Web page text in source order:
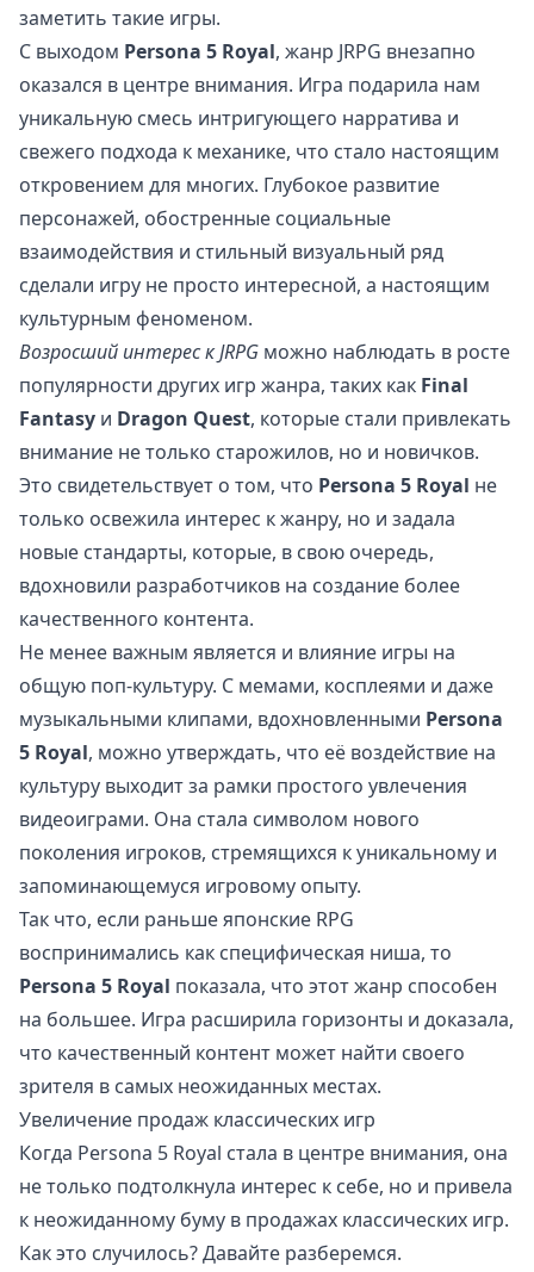
заметить такие игры.
С выходом Persona 5 Royal, жанр JRPG внезапно
оказался в центре внимания. Игра подарила нам
уникальную смесь интригующего нарратива и
свежего подхода к механике, что стало настоящим
откровением для многих. Глубокое развитие
персонажей, обостренные социальные
взаимодействия и стильный визуальный ряд
сделали игру не просто интересной, а настоящим
культурным феноменом.
Возросший интерес к JRPG можно наблюдать в росте
популярности других игр жанра, таких как Final
Fantasy и Dragon Quest, которые стали привлекать
внимание не только старожилов, но и новичков.
Это свидетельствует о том, что Persona 5 Royal не
только освежила интерес к жанру, но и задала
новые стандарты, которые, в свою очередь,
вдохновили разработчиков на создание более
качественного контента.
Не менее важным является и влияние игры на
общую поп-культуру. С мемами, косплеями и даже
музыкальными клипами, вдохновленными Persona
5 Royal, можно утверждать, что её воздействие на
культуру выходит за рамки простого увлечения
видеоиграми. Она стала символом нового
поколения игроков, стремящихся к уникальному и
запоминающемуся игровому опыту.
Так что, если раньше японские RPG
воспринимались как специфическая ниша, то
Persona 5 Royal показала, что этот жанр способен
на большее. Игра расширила горизонты и доказала,
что качественный контент может найти своего
зрителя в самых неожиданных местах.
Увеличение продаж классических игр
Когда Persona 5 Royal стала в центре внимания, она
не только подтолкнула интерес к себе, но и привела
к неожиданному буму в продажах классических игр.
Как это случилось? Давайте разберемся.